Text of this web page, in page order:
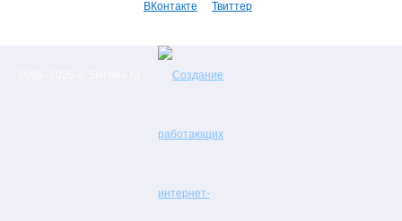
ВКонтакте Твиттер